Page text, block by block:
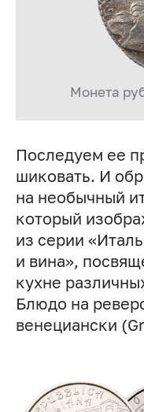
Монета
Последуем ее
шиковать. И
на необычный
который
из серии
и вина»,
кухне
Блюдо на
венециански